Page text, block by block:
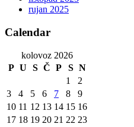
rujan 2025
Calendar
kolovoz 2026
P U S Č P S N
1
2
3
4 5 6 7 8
9
10 11 12 13 14 15 16
17 18 19 20 21 22 23